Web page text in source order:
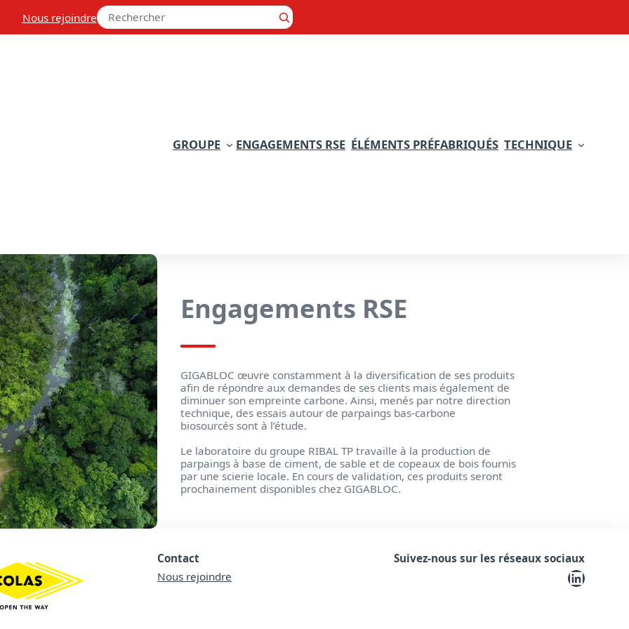
Nous rejoindreRechercher
GROUPE ENGAGEMENTS RSE ÉLÉMENTS PRÉFABRIQUÉS TECHNIQUE
Engagements RSE
GIGABLOC œuvre constamment à la diversification de ses produits
afin de répondre aux demandes de ses clients mais également de
diminuer son empreinte carbone. Ainsi, menés par notre direction
technique, des essais autour de parpaings bas-carbone
biosourcés sont à l’étude.
Le laboratoire du groupe RIBAL TP travaille à la production de
parpaings à base de ciment, de sable et de copeaux de bois fournis
par une scierie locale. En cours de validation, ces produits seront
prochainement disponibles chez GIGABLOC.
Contact
Nous rejoindre
Suivez-nous sur les réseaux sociaux
LinkedIn